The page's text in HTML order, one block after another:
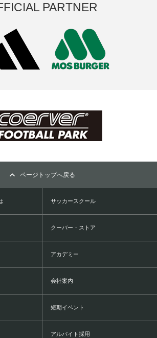
PARTNER
ページトップへ戻る
サッカースクール
クーバー・ストア
アカデミー
会社案内
短期イベント
アルバイト採用